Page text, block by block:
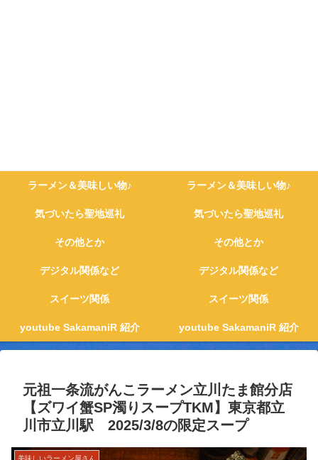
ラーメン＆美味しい物♪ ラーメン＆美味しい物♪
気づいたら聖地巡礼 気づいたら聖地巡礼
その他とか その他とか
デジタル関係など デジタル関係など
スイーツ関係 スイーツ関係
youtube SakamaniR 紹介 youtube SakamaniR 紹介
元祖一条流がんこラーメン立川たま館分店
【ズワイ蟹SP濁りスープTKM】東京都立
川市立川駅 2025/3/8の限定スープ